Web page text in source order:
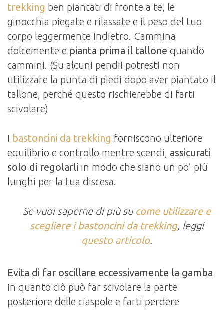
trekking ben piantati di fronte a te, le
ginocchia piegate e rilassate e il peso del tuo
corpo leggermente indietro. Cammina
dolcemente e pianta prima il tallone quando
cammini. (Su alcuni pendii potresti non
utilizzare la punta di piedi dopo aver piantato il
tallone, perché questo rischierebbe di farti
scivolare)
I bastoncini da trekking forniscono ulteriore
equilibrio e controllo mentre scendi, assicurati
solo di regolarli in modo che siano un po’ più
lunghi per la tua discesa.
Se vuoi saperne di più su come utilizzare e
scegliere i bastoncini da trekking, leggi
questo articolo.
Evita di far oscillare eccessivamente la gamba
in quanto ciò può far scivolare la parte
posteriore delle ciaspole e farti perdere